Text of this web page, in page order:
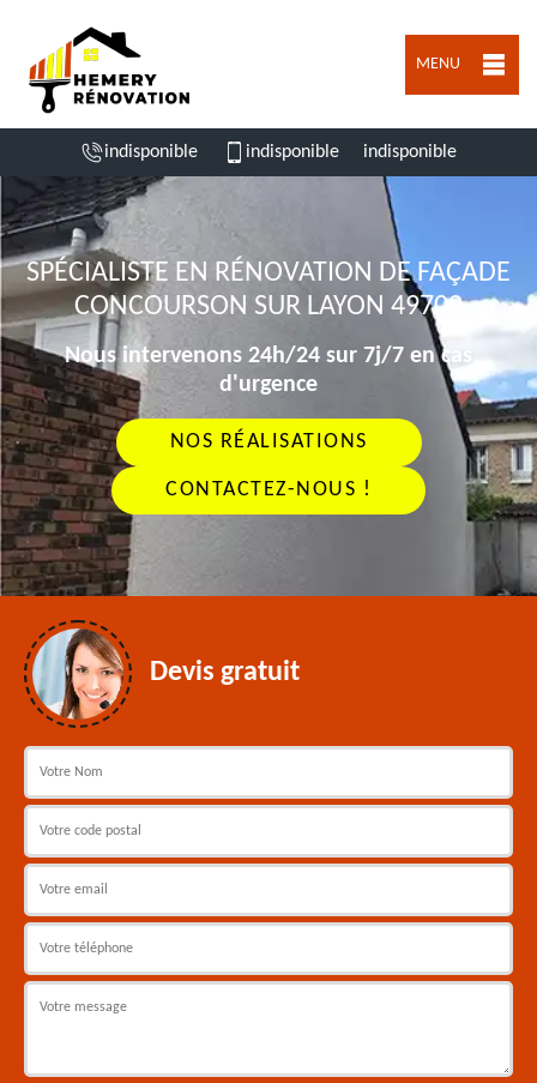
MENU
indisponible indisponible indisponible
SPÉCIALISTE EN RÉNOVATION DE FAÇADE
CONCOURSON SUR LAYON 49700
Nous intervenons 24h/24 sur 7j/7 en cas
d'urgence
NOS RÉALISATIONS
CONTACTEZ-NOUS !
Devis gratuit